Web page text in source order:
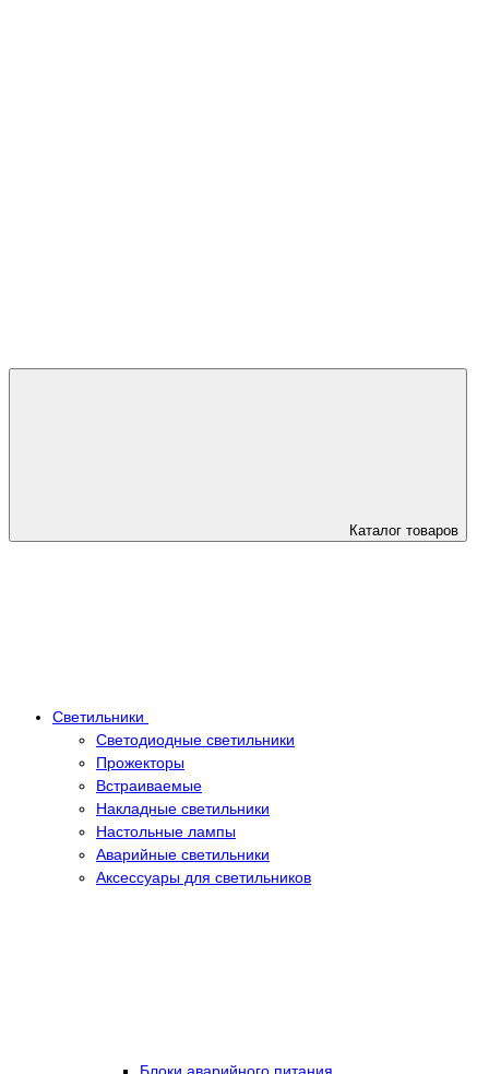
Каталог товаров
Светильники
Светодиодные светильники
Прожекторы
Встраиваемые
Накладные светильники
Настольные лампы
Аварийные светильники
Аксессуары для светильников
Блоки аварийного питания